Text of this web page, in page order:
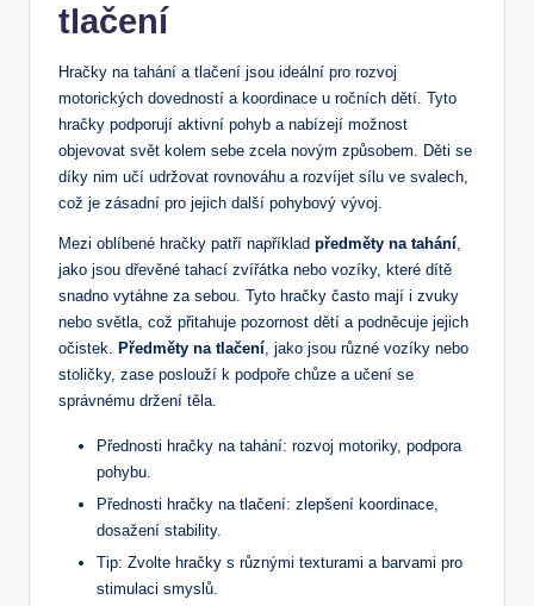
⁢tlačení
Hračky na tahání ⁢a tlačení jsou ideální⁣ pro ​rozvoj
motorických dovedností a koordinace u ročních dětí. Tyto
hračky⁢ podporují ⁣aktivní pohyb a nabízejí možnost
objevovat ‍svět kolem sebe zcela novým způsobem. Děti se
díky nim učí udržovat ‌rovnováhu a rozvíjet sílu ‍ve svalech,⁢
což ‍je zásadní​ pro jejich další pohybový vývoj.
Mezi oblíbené hračky patří například předměty na tahání
jako ​jsou dřevěné tahací zvířátka ‌nebo vozíky, které dítě
‍snadno​ vytáhne za sebou. Tyto⁣ hračky často mají⁣ i zvuky
nebo světla, což přitahuje ⁤pozornost dětí a podněcuje jejich
očistek.
Předměty na tlačení , jako jsou různé‌ vozíky ‌nebo
stoličky, zase poslouží k podpoře chůze a učení ⁣se
správnému držení těla.
Přednosti hračky na tahání:⁣ rozvoj motoriky, ‌podpora
pohybu.
Přednosti ⁣hračky ⁤na ‌tlačení: zlepšení koordinace,
dosažení ⁢stability.
Tip: Zvolte hračky ⁣s různými texturami a barvami⁢ pro
stimulaci smyslů.